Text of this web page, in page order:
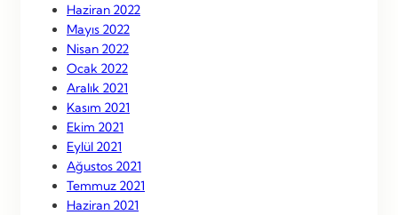
Haziran 2022
Mayıs 2022
Nisan 2022
Ocak 2022
Aralık 2021
Kasım 2021
Ekim 2021
Eylül 2021
Ağustos 2021
Temmuz 2021
Haziran 2021